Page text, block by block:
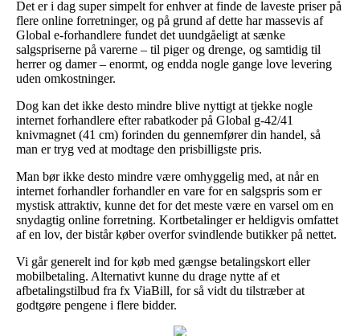
Det er i dag super simpelt for enhver at finde de laveste priser på
flere online forretninger, og på grund af dette har massevis af
Global e-forhandlere fundet det uundgåeligt at sænke
salgspriserne på varerne – til piger og drenge, og samtidig til
herrer og damer – enormt, og endda nogle gange love levering
uden omkostninger.
Dog kan det ikke desto mindre blive nyttigt at tjekke nogle
internet forhandlere efter rabatkoder på Global g-42/41
knivmagnet (41 cm) forinden du gennemfører din handel, så
man er tryg ved at modtage den prisbilligste pris.
Man bør ikke desto mindre være omhyggelig med, at når en
internet forhandler forhandler en vare for en salgspris som er
mystisk attraktiv, kunne det for det meste være en varsel om en
snydagtig online forretning. Kortbetalinger er heldigvis omfattet
af en lov, der bistår køber overfor svindlende butikker på nettet.
Vi går generelt ind for køb med gængse betalingskort eller
mobilbetaling. Alternativt kunne du drage nytte af et
afbetalingstilbud fra fx ViaBill, for så vidt du tilstræber at
godtgøre pengene i flere bidder.